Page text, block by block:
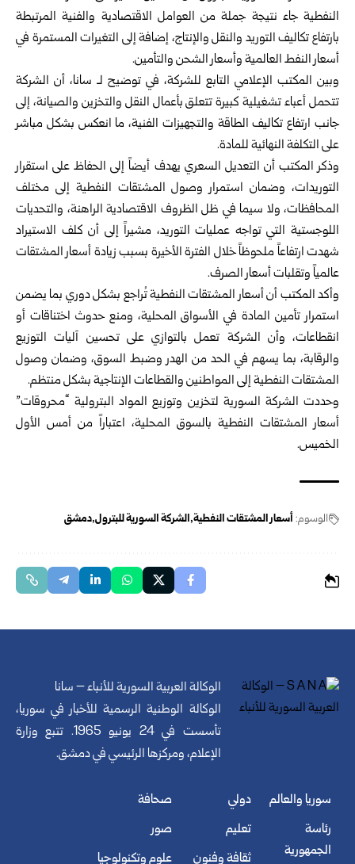
النفطية جاء نتيجة جملة من العوامل الاقتصادية والفنية المرتبطة
بارتفاع تكاليف التوريد والنقل والإنتاج، إضافة إلى التغيرات المستمرة في
أسعار النفط العالمية وأسعار الشحن والتأمين.
وبين المكتب الإعلامي التابع للشركة، في توضيح لـ سانا، أن الشركة
تتحمل أعباء تشغيلية كبيرة تتعلق بأعمال النقل والتخزين والصيانة، إلى
جانب ارتفاع تكاليف الطاقة والتجهيزات الفنية، ما انعكس بشكل مباشر
على التكلفة النهائية للمادة.
وذكر المكتب أن التعديل السعري يهدف أيضاً إلى الحفاظ على استقرار
التوريدات، وضمان استمرار وصول المشتقات النفطية إلى مختلف
المحافظات، ولا سيما في ظل الظروف الاقتصادية الراهنة، والتحديات
اللوجستية التي تواجه عمليات التوريد، مشيراً إلى أن كلف الاستيراد
شهدت ارتفاعاً ملحوظاً خلال الفترة الأخيرة بسبب زيادة أسعار المشتقات
عالمياً وتقلبات أسعار الصرف.
وأكد المكتب أن أسعار المشتقات النفطية تُراجع بشكل دوري بما يضمن
استمرار تأمين المادة في الأسواق المحلية، ومنع حدوث اختناقات أو
انقطاعات، وأن الشركة تعمل بالتوازي على تحسين آليات التوزيع
والرقابة، بما يسهم في الحد من الهدر وضبط السوق، وضمان وصول
المشتقات النفطية إلى المواطنين والقطاعات الإنتاجية بشكل منتظم.
وحددت الشركة السورية لتخزين وتوزيع المواد البترولية “محروقات”
أسعار المشتقات النفطية بالسوق المحلية، اعتباراً من أمس الأول
الخميس.
الوسوم: أسعار المشتقات النفطية الشركة السورية للبترول دمشق
الوكالة العربية السورية للأنباء – سانا
الوكالة الوطنية الرسمية للأخبار في سوريا،
تأسست في 24 يونيو 1965. تتبع وزارة
الإعلام، ومركزها الرئيسي في دمشق.
سوريا والعالم
رئاسة
الجمهورية
دولي
تعليم
ثقافة وفنون
صحافة
صور
علوم وتكنولوجيا